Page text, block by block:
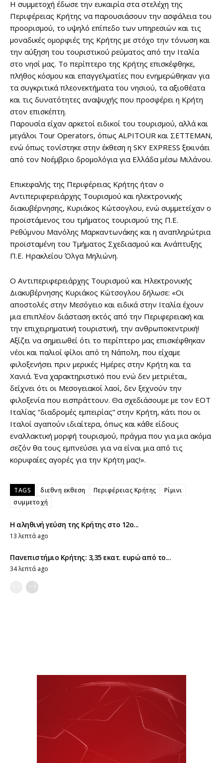
Η συμμετοχή έδωσε την ευκαιρία στα στελέχη της
Περιφέρειας Κρήτης να παρουσιάσουν την ασφάλεια του
προορισμού, το υψηλό επίπεδο των υπηρεσιών και τις
μοναδικές ομορφιές της Κρήτης με στόχο την τόνωση και
την αύξηση του τουριστικού ρεύματος από την Ιταλία
στο νησί μας. Το περίπτερο της Κρήτης επισκέφθηκε,
πλήθος κόσμου και επαγγελματίες που ενημερώθηκαν για
τα συγκριτικά πλεονεκτήματα του νησιού, τα αξιοθέατα
και τις δυνατότητες αναψυχής που προσφέρει η Κρήτη
στον επισκέπτη.
Παρουσία είχαν αρκετοί ειδικοί του τουρισμού, αλλά και
μεγάλοι Tour Operators, όπως ALPITOUR και ΣΕΤΤΕΜΑΝ,
ενώ όπως τονίστηκε στην έκθεση η SKY EXPRESS ξεκινάει
από τον Νοέμβριο δρομολόγια για Ελλάδα μέσω Μιλάνου.
Επικεφαλής της Περιφέρειας Κρήτης ήταν ο
Αντιπεριφερειάρχης Τουρισμού και ηλεκτρονικής
διακυβέρνησης, Κυριάκος Κώτσογλου, ενώ συμμετείχαν ο
προϊστάμενος του τμήματος τουρισμού της Π.Ε.
Ρεθύμνου Μανόλης Μαρκαντωνάκης και η αναπληρώτρια
προϊσταμένη του Τμήματος Σχεδιασμού και Ανάπτυξης
Π.Ε. Ηρακλείου Όλγα Μηλιώνη.
Ο Αντιπεριφερειάρχης Τουρισμού και Ηλεκτρονικής
Διακυβέρνησης Κυριάκος Κώτσογλου δήλωσε: «Οι
αποστολές στην Μεσόγειο και ειδικά στην Ιταλία έχουν
μια επιπλέον διάσταση εκτός από την Περιφερειακή και
την επιχειρηματική τουριστική, την ανθρωποκεντρική!
Αξίζει να σημειωθεί ότι το περίπτερο μας επισκέφθηκαν
νέοι και παλιοί φίλοι από τη Νάπολη, που είχαμε
φιλοξενήσει πριν μερικές Ημέρες στην Κρήτη και τα
Χανιά. Ένα χαρακτηριστικό που ενώ δεν μετριέται,
δείχνει ότι οι Μεσογειακοί λαοί, δεν ξεχνούν την
φιλοξενία που εισπράττουν. Θα σχεδιάσουμε με τον ΕΟΤ
Ιταλίας “διαδρομές εμπειρίας” στην Κρήτη, κάτι που οι
Ιταλοί αγαπούν ιδιαίτερα, όπως και κάθε είδους
εναλλακτική μορφή τουρισμού, πράγμα που για μια ακόμα
σεζόν θα τους εμπνεύσει για να είναι μια από τις
κορυφαίες αγορές για την Κρήτη μας!».
TAGS διεθνη εκθεση Περιφέρειας Κρήτης
Ρίμινι
συμμετοχή
Η αληθινή γεύση της Κρήτης στο 12ο...
13 λεπτά ago
Πανεπιστήμιο Κρήτης: 3,35 εκατ. ευρώ από το...
34 λεπτά ago